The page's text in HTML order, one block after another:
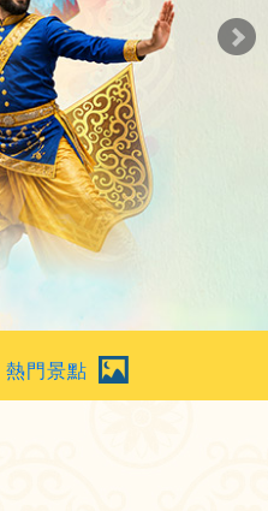
熱門景點